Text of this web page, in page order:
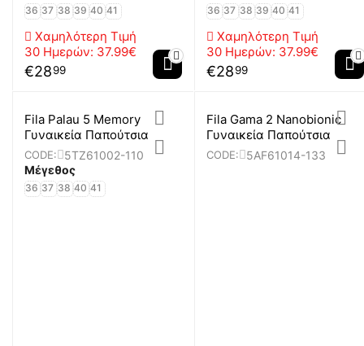
36 37 38 39 40 41
Χαμηλότερη Τιμή
30 Ημερών: 37.99€
€2899
36 37 38 39 40 41
Χαμηλότερη Τιμή
30 Ημερών: 37.99€
€2899
Fila Palau 5 Memory
Γυναικεία Παπούτσια
CODE:
5TZ61002-110
Μέγεθος
36 37 38 40 41
Fila Gama 2 Nanobionic
Γυναικεία Παπούτσια
CODE: 5AF61014-133